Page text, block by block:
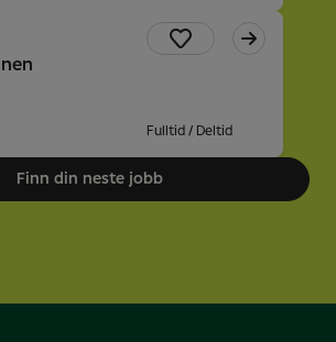
Fulltid / Deltid
Finn din neste jobb